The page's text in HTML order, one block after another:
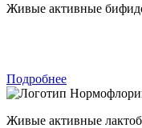
Живые активные
Подробнее
Живые активные